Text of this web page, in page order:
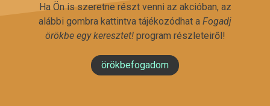
Ha Ön is szeretne részt venni az akcióban, az
alábbi gombra kattintva tájékozódhat a Fogadj
örökbe egy keresztet!program részleteiről!
örökbefogadom